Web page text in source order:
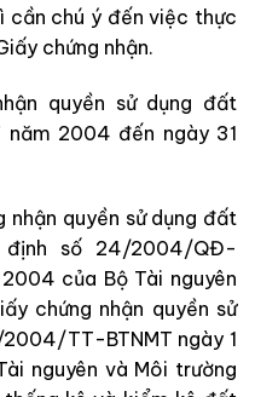
cần chú ý đến việc thực
chứng nhận.
quyền sử dụng đất
2004 đến ngày 31
nhận quyền sử dụng đất
định số 24/2004/QĐ-
2004 của Bộ Tài nguyên
chứng nhận quyền sử
TT-BTNMT ngày 1
nguyên và Môi trường